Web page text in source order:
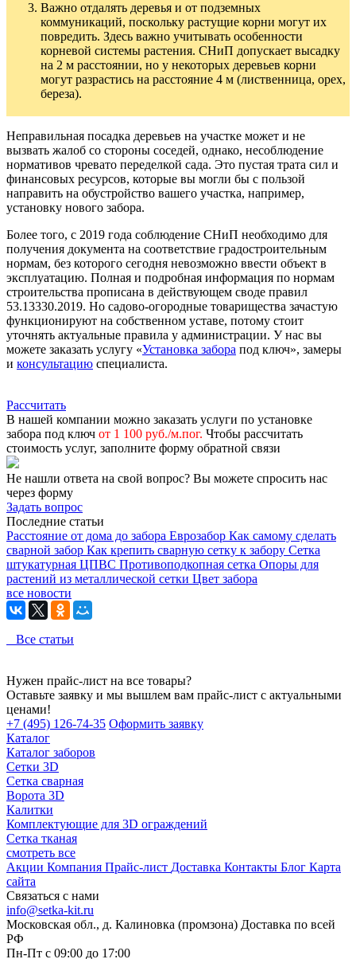
Важно отдалять деревья и от подземных
коммуникаций, поскольку растущие корни могут их
повредить. Здесь важно учитывать особенности
корневой системы растения. СНиП допускает высадку
на 2 м расстоянии, но у некоторых деревьев корни
могут разрастись на расстояние 4 м (лиственница, орех,
береза).
Неправильная посадка деревьев на участке может и не
вызвать жалоб со стороны соседей, однако, несоблюдение
нормативов чревато переделкой сада. Это пустая трата сил и
финансовых ресурсов, которые вы могли бы с пользой
направить на обустройство вашего участка, например,
установку нового забора.
Более того, с 2019 года соблюдение СНиП необходимо для
получения документа на соответствие градостроительным
нормам, без которого сегодня невозможно ввести объект в
эксплуатацию. Полная и подробная информация по нормам
строительства прописана в действующем своде правил
53.13330.2019. Но садово-огородные товарищества зачастую
функционируют на собственном уставе, потому стоит
уточнять актуальные правила у администрации. У нас вы
можете заказать услугу «Установка забора под ключ», замеры
и консультацию специалиста.
Рассчитать
В нашей компании можно заказать услуги по установке
забора под ключ от 1 100 руб./м.пог. Чтобы рассчитать
стоимость услуг, заполните форму обратной связи
Не нашли ответа на свой вопрос? Вы можете спросить нас
через форму
Задать вопрос
Последние статьи
Расстояние от дома до забора Еврозабор Как самому сделать
сварной забор Как крепить сварную сетку к забору Сетка
штукатурная ЦПВС Противоподкопная сетка Опоры для
растений из металлической сетки Цвет забора
все новости
Все статьи
Нужен прайс-лист на все товары?
Оставьте заявку и мы вышлем вам прайс-лист с актуальными
ценами!
+7 (495) 126-74-35 Оформить заявку
Каталог
Каталог заборов
Сетки 3D
Сетка сварная
Ворота 3D
Калитки
Комплектующие для 3D ограждений
Сетка тканая
смотреть все
Акции Компания Прайс-лист Доставка Контакты Блог Карта
сайта
Связаться с нами
info@setka-kit.ru
Московская обл., д. Калиновка (промзона) Доставка по всей
РФ
Пн-Пт с 09:00 до 17:00